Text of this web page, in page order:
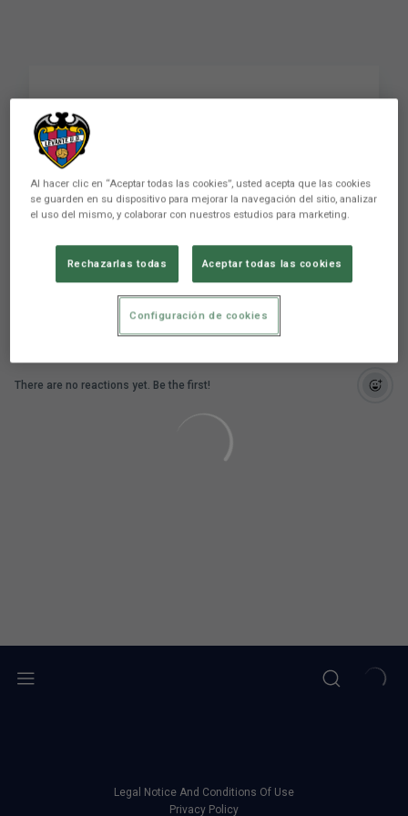
Video: Entrevista
exclusiva a José Mari
Conoce más en profundidad al nuevo fichaje del
There are no reactions yet. Be the first!
Legal Notice And Conditions Of Use
Privacy Policy
Al hacer clic en “Aceptar todas las cookies”, usted acepta que las cookies
se guarden en su dispositivo para mejorar la navegación del sitio, analizar
el uso del mismo, y colaborar con nuestros estudios para marketing.
Rechazarlas todas Aceptar todas las cookies
Configuración de cookies